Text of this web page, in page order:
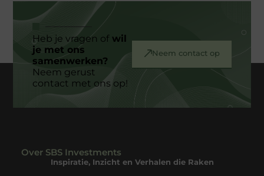
Heb je vragen ofwil
je met ons
samenwerken?
Neem gerust
contact met ons op!
Neem contact op
Over SBS Investments
Inspiratie, Inzicht en Verhalen die Raken